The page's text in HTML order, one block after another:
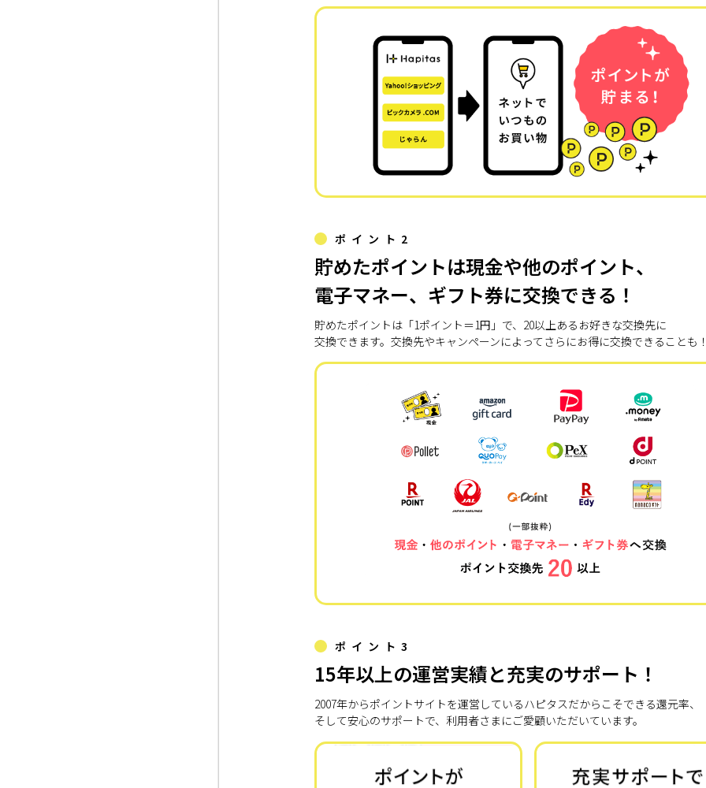
ポイント2
貯めたポイントは現金や他のポイント、
電子マネー、ギフト券に交換できる！
貯めたポイントは「1ポイント＝1円」で、20以上あるお好きな交換先に
交換できます。交換先やキャンペーンによってさらにお得に交換できることも
ポイント3
15年以上の運営実績と充実のサポート！
2007年からポイントサイトを運営しているハピタスだからこそできる還元率、
そして安心のサポートで、利用者さまにご愛顧いただいています。